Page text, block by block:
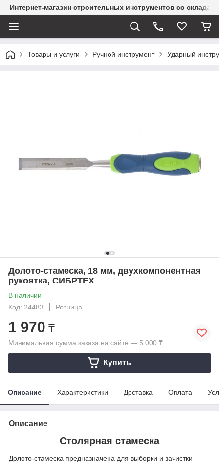
Интернет-магазин строительных инструментов со склада
Товары и услуги Ручной инструмент Ударный
Долото-стамеска, 18 мм, двухкомпонентная
рукоятка, СИБРТЕХ
В наличии
Код: 24483
Розница
1 970 ₸
Минимальная сумма заказа на сайте — 5 000 ₸
Купить
Описание Характеристики Доставка Оплата
Описание
Столярная стамеска
Долото-стамеска предназначена для выборки и зачистки